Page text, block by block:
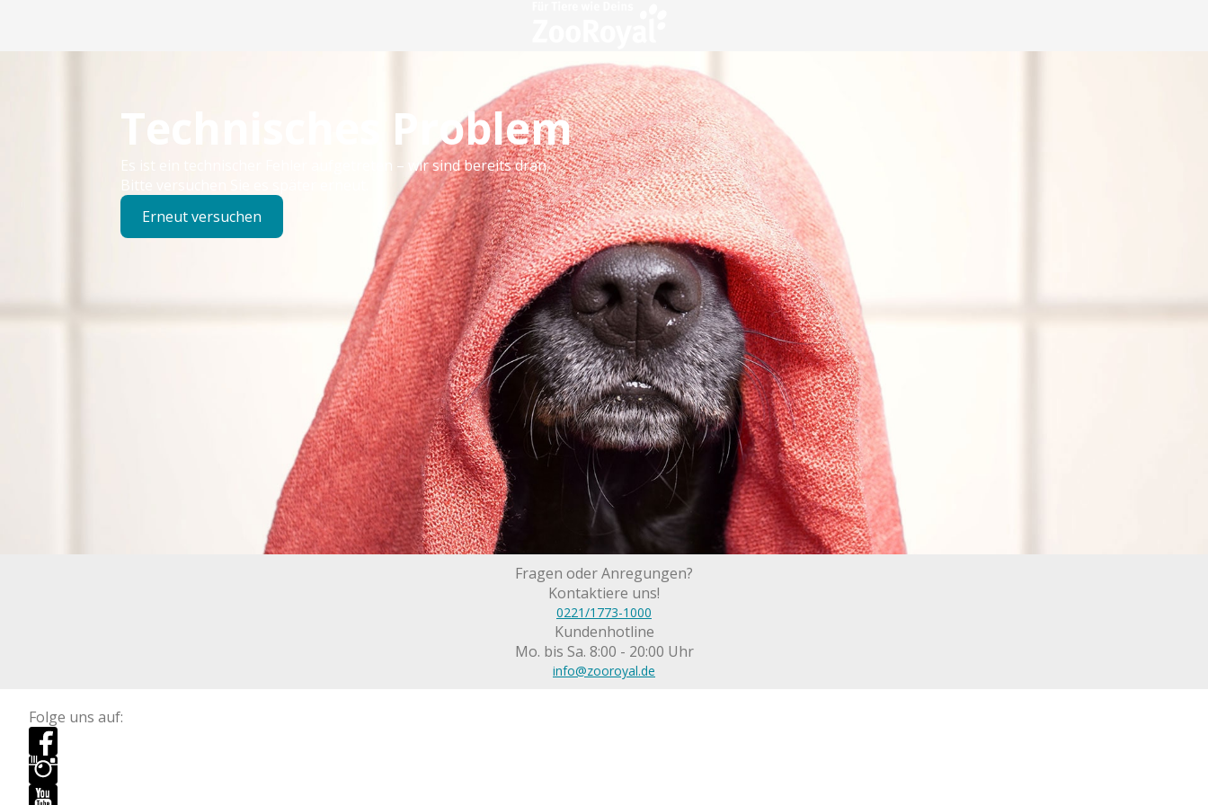
Technisches Problem
Es ist ein technischer Fehler aufgetreten – wir sind bereits dran.
Bitte versuchen Sie es später erneut.
Erneut versuchen
Fragen oder Anregungen?
Kontaktiere uns!
0221/1773-1000
Kundenhotline
Mo. bis Sa. 8:00 - 20:00 Uhr
info@zooroyal.de
Folge uns auf: